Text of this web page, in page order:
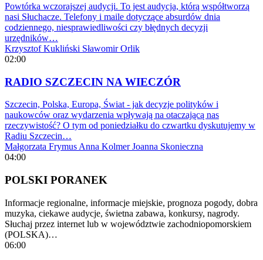
Powtórka wczorajszej audycji. To jest audycja, którą współtworzą
nasi Słuchacze. Telefony i maile dotyczące absurdów dnia
codziennego, niesprawiedliwości czy błędnych decyzji
urzędników…
Krzysztof Kukliński Sławomir Orlik
02:00
RADIO SZCZECIN NA WIECZÓR
Szczecin, Polska, Europa, Świat - jak decyzje polityków i
naukowców oraz wydarzenia wpływają na otaczającą nas
rzeczywistość? O tym od poniedziałku do czwartku dyskutujemy w
Radiu Szczecin…
Małgorzata Frymus Anna Kolmer Joanna Skonieczna
04:00
POLSKI PORANEK
Informacje regionalne, informacje miejskie, prognoza pogody, dobra
muzyka, ciekawe audycje, świetna zabawa, konkursy, nagrody.
Słuchaj przez internet lub w województwie zachodniopomorskiem
(POLSKA)…
06:00